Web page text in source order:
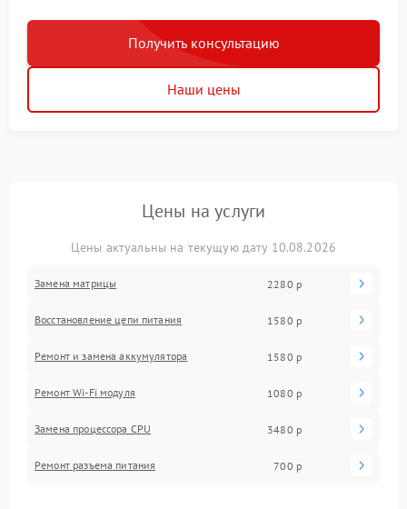
Получить консультацию
Наши цены
Цены на услуги
Цены актуальны на текущую дату 10.08.2026
Замена матрицы 2280 р
Восстановление цепи питания 1580 р
Ремонт и замена аккумулятора 1580 р
Ремонт Wi-Fi модуля 1080 р
Замена процессора CPU 3480 р
Ремонт разъема питания 700 р